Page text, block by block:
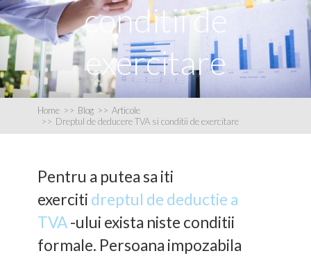
conditii de
exercitare
Home >> Blog >> Articole
>> Dreptul de deducere TVA si conditii de exercitare
Pentru a putea sa iti
exerciti dreptul de deductie a
TVA-ului exista niste conditii
formale. Persoana impozabila